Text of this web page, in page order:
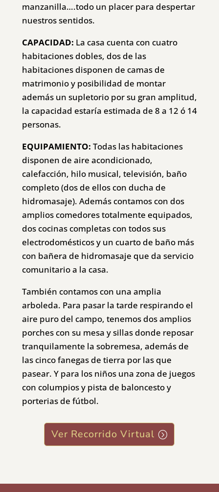
manzanilla….todo un placer para despertar
nuestros sentidos.
CAPACIDAD: La casa cuenta con cuatro
habitaciones dobles, dos de las
habitaciones disponen de camas de
matrimonio y posibilidad de montar
además un supletorio por su gran amplitud,
la capacidad estaría estimada de 8 a 12 ó 14
personas.
EQUIPAMIENTO: Todas las habitaciones
disponen de aire acondicionado,
calefacción, hilo musical, televisión, baño
completo (dos de ellos con ducha de
hidromasaje). Además contamos con dos
amplios comedores totalmente equipados,
dos cocinas completas con todos sus
electrodomésticos y un cuarto de baño más
con bañera de hidromasaje que da servicio
comunitario a la casa.
También contamos con una amplia
arboleda. Para pasar la tarde respirando el
aire puro del campo, tenemos dos amplios
porches con su mesa y sillas donde reposar
tranquilamente la sobremesa, además de
las cinco fanegas de tierra por las que
pasear. Y para los niños una zona de juegos
con columpios y pista de baloncesto y
porterias de fútbol.
Ver Recorrido Virtual